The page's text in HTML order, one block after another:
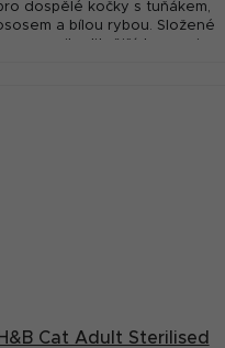
dospělé kočky s tuňákem,
a bílou rybou. Složené
H&B Cat Adult Sterilised